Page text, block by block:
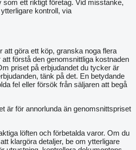
som ett riktigt företag. Vid misstanke,
kontroll, via
att göra ett köp, granska noga flera
förstå den genomsnittliga kostnaden
priset på erbjudandet du tycker är
tänk på det. En betydande
fel eller försök från säljaren att begå
är för annorlunda än genomsnittspriset
löften och förbetalda varor. Om du
klargöra detaljer, be om ytterligare